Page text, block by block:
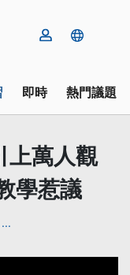
即時 熱門議題
上萬人觀
學惹議
...